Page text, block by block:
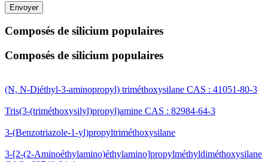
Envoyer
Composés de silicium populaires
Composés de silicium populaires
(N, N-Diéthyl-3-aminopropyl) triméthoxysilane CAS : 41051-80-3
Tris(3-(triméthoxysilyl)propyl)amine CAS : 82984-64-3
3-(Benzotriazole-1-yl)propyltriméthoxysilane
3-[2-(2-Aminoéthylamino)éthylamino]propylméthyldiméthoxysilane